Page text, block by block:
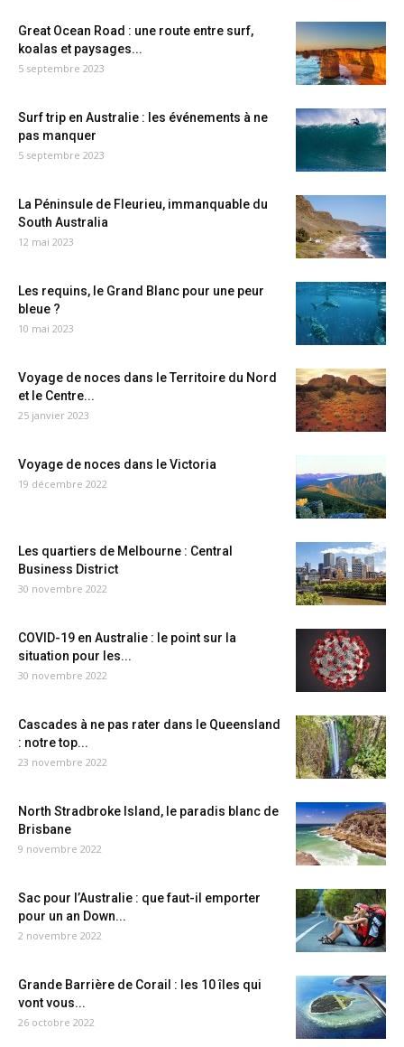
Great Ocean Road : une route entre surf,
koalas et paysages...
5 septembre 2023
Surf trip en Australie : les événements à ne
pas manquer
5 septembre 2023
La Péninsule de Fleurieu, immanquable du
South Australia
12 mai 2023
Les requins, le Grand Blanc pour une peur
bleue ?
10 mai 2023
Voyage de noces dans le Territoire du Nord
et le Centre...
25 janvier 2023
Voyage de noces dans le Victoria
19 décembre 2022
Les quartiers de Melbourne : Central
Business District
30 novembre 2022
COVID-19 en Australie : le point sur la
situation pour les...
30 novembre 2022
Cascades à ne pas rater dans le Queensland
: notre top...
23 novembre 2022
North Stradbroke Island, le paradis blanc de
Brisbane
9 novembre 2022
Sac pour l’Australie : que faut-il emporter
pour un an Down...
2 novembre 2022
Grande Barrière de Corail : les 10 îles qui
vont vous...
26 octobre 2022